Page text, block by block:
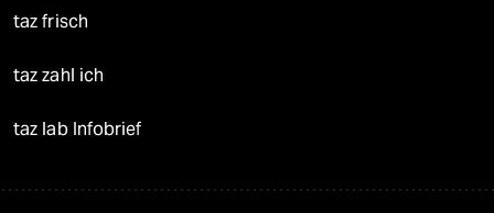
taz frisch
taz zahl ich
taz lab Infobrief